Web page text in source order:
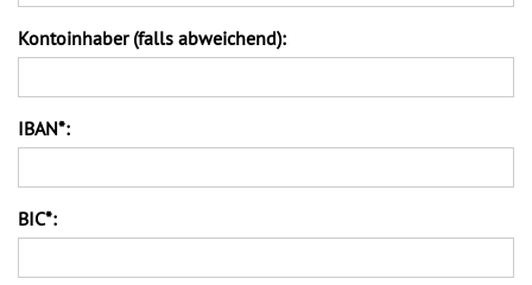
Kontoinhaber (falls abweichend):
IBAN*:
BIC*: